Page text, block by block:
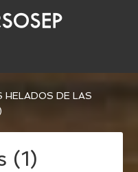
HELADOS DE LAS
(1)